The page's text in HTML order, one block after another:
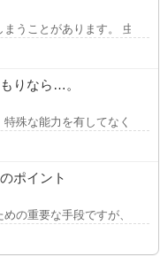
うことがあります。 虫が
りなら…。
殊な能力を有してなくても
ポイント
の重要な手段ですが、特に